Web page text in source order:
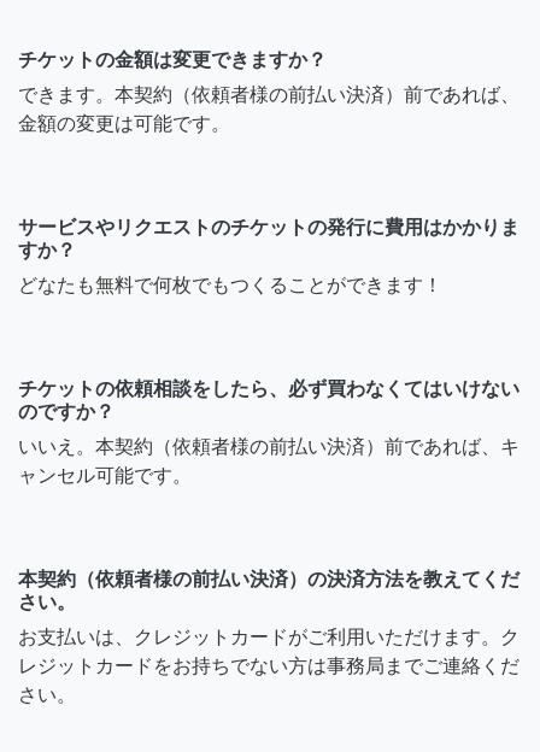
チケットの金額は変更できますか？
できます。本契約（依頼者様の前払い決済）前であれば、
金額の変更は可能です。
サービスやリクエストのチケットの発行に費用はかかりま
すか？
どなたも無料で何枚でもつくることができます！
チケットの依頼相談をしたら、必ず買わなくてはいけない
のですか？
いいえ。本契約（依頼者様の前払い決済）前であれば、キ
ャンセル可能です。
本契約（依頼者様の前払い決済）の決済方法を教えてくだ
さい。
お支払いは、クレジットカードがご利用いただけます。ク
レジットカードをお持ちでない方は事務局までご連絡くだ
さい。